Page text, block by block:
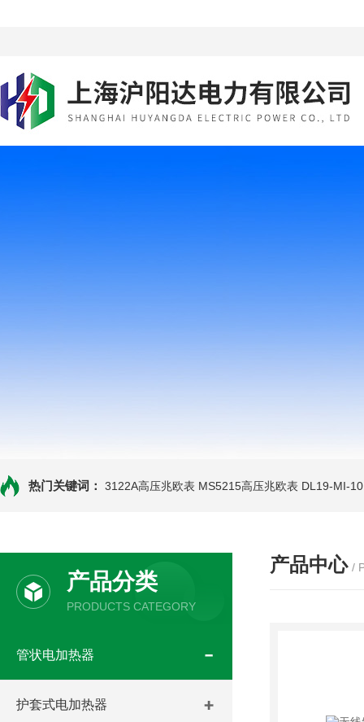
热门关键词： 3122A高压兆欧表 MS5215高压兆欧表 DL19-MI-
产品分类
PRODUCTS CATEGORY
管状电加热器
护套式电加热器
产品中心 /